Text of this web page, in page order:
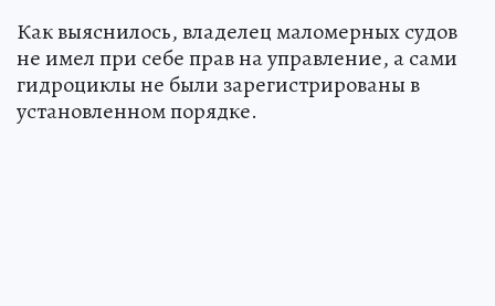
Как выяснилось, владелец маломерных судов
не имел при себе прав на управление, а сами
гидроциклы не были зарегистрированы в
установленном порядке.